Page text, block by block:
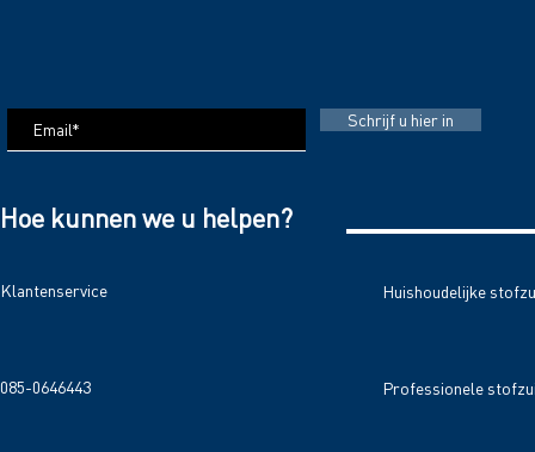
Schrijf u hier in
Hoe kunnen we u helpen?
Klantenservice Huishoudelijke
085-0646443 Professionele